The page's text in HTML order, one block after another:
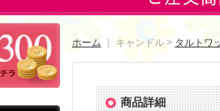
ホーム ｜ キャンドル > タルトワ
商品詳細